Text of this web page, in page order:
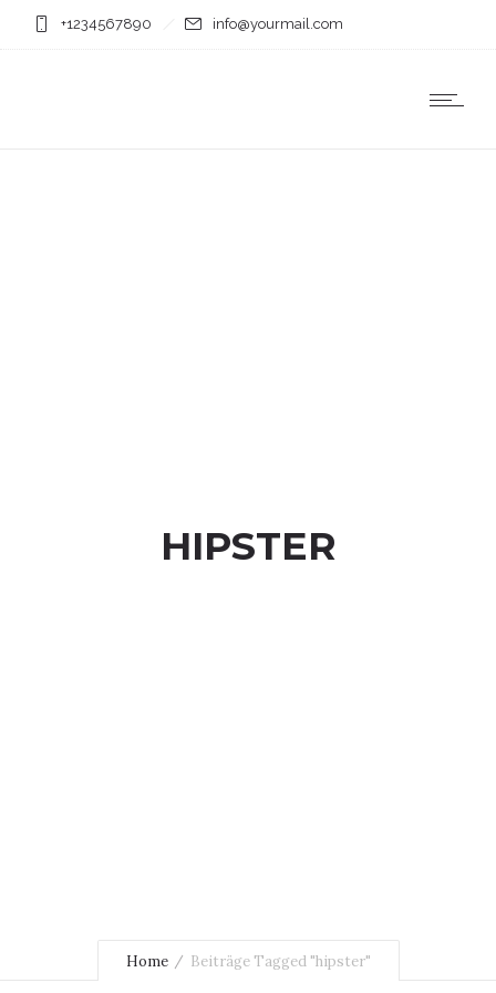
+1234567890 info@yourmail.com
HIPSTER
Home Beiträge Tagged "hipster"